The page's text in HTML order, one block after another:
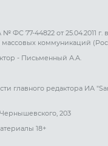
ФС 77-44822 от 25.04.2011
коммуникаций
- Письменный А.А.
главного редактора ИА
203
18+